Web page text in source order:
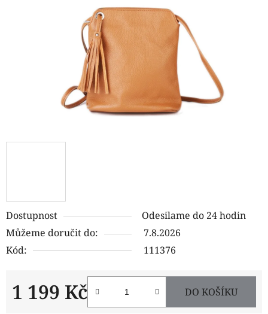
Dostupnost
Odesilame do 24 hodin
Můžeme doručit do:
7.8.2026
Kód:
111376
1 199 Kč DO KOŠÍKU